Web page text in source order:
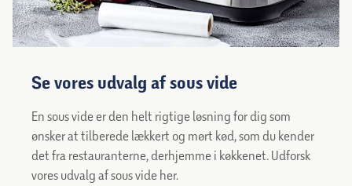
Se vores udvalg af sous vide
En sous vide er den helt rigtige løsning for dig som
ønsker at tilberede lækkert og mørt kød, som du kender
det fra restauranterne, derhjemme i køkkenet. Udforsk
vores udvalg af sous vide her.